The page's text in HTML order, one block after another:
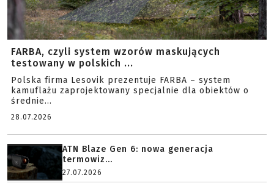
FARBA, czyli system wzorów maskujących
testowany w polskich ...
Polska firma Lesovik prezentuje FARBA – system
kamuflażu zaprojektowany specjalnie dla obiektów o
średnie...
28.07.2026
ATN Blaze Gen 6: nowa generacja
termowiz...
27.07.2026